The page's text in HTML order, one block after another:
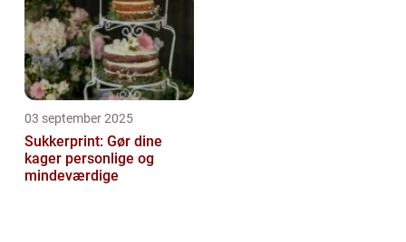
03 september 2025
Sukkerprint: Gør dine
kager personlige og
mindeværdige